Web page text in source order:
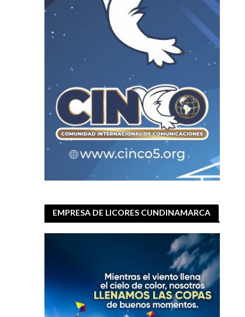
EMPRESA DE LICORES CUNDINAMARCA